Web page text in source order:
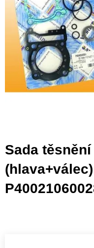
Sada těsnění